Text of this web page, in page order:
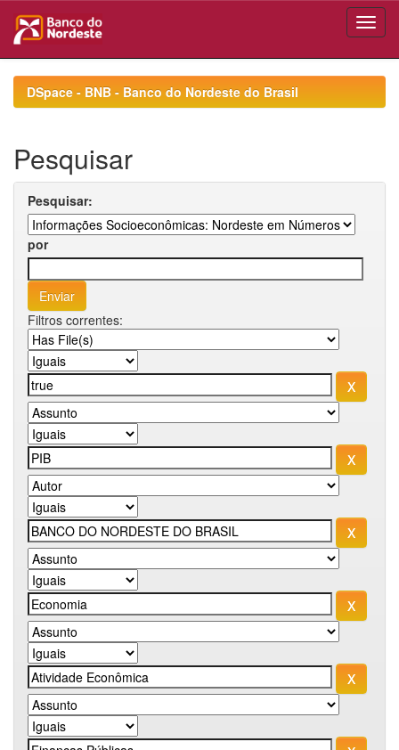
navigationDSpace - BNB - Banco do Nordeste do Brasil
Pesquisar
Pesquisar:
por
Filtros correntes: